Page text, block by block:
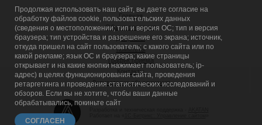
Главная
Общие сведения
Депутаты
Комитеты
График приема
Контакты
Депутатские объединения
Продолжая использовать наш сайт, вы даете согласие на
обработку файлов cookie, пользовательских данных
(сведения о местоположении; тип и версия ОС; тип и версия
браузера; тип устройства и разрешение его экрана; источник,
откуда пришел на сайт пользователь; с какого сайта или по
какой рекламе; язык ОС и браузера; какие страницы
открывает и на какие кнопки нажимает пользователь; ip-
адрес) в целях функционирования сайта, проведения
ретаргетинга и проведения статистических исследований и
обзоров. Если вы не хотите, чтобы ваши данные
обрабатывались, покиньте сайт
СОГЛАСЕН